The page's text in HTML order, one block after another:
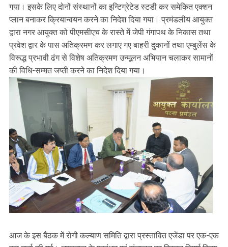
गया। इसके लिए दोनों संस्थानों का इन्टिग्रेटेड स्टडी कर समेकित एक्शन
प्लान बनाकर क्रियान्वयन करने का निदेश दिया गया। प्रमंडलीय आयुक्त
द्वारा नगर आयुक्त को पीएमसीएच के रास्ते में जेपी गंगापथ के निकास तथा
प्रवेश द्वार के पास अतिक्रमण कर लगाए गए बाहरी दुकानों तथा एम्बुलेंस के
विरूद्ध प्रभावी ढंग से विशेष अतिक्रमण उन्मूलन अभियान चलाकर सामानों
की विधि-सम्मत जप्ती करने का निदेश दिया गया।
आज के इस बैठक में रोगी कल्याण समिति द्वारा प्रस्तावित एजेंडा पर एक-एक